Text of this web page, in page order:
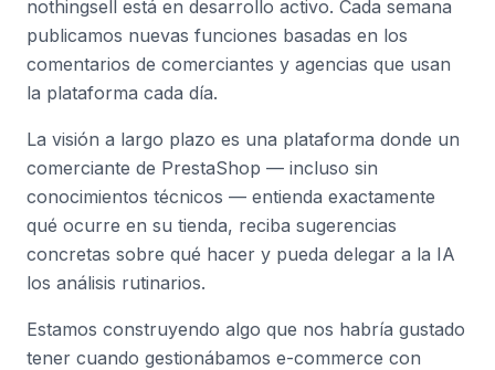
nothingsell está en desarrollo activo. Cada semana
publicamos nuevas funciones basadas en los
comentarios de comerciantes y agencias que usan
la plataforma cada día.
La visión a largo plazo es una plataforma donde un
comerciante de PrestaShop — incluso sin
conocimientos técnicos — entienda exactamente
qué ocurre en su tienda, reciba sugerencias
concretas sobre qué hacer y pueda delegar a la IA
los análisis rutinarios.
Estamos construyendo algo que nos habría gustado
tener cuando gestionábamos e-commerce con